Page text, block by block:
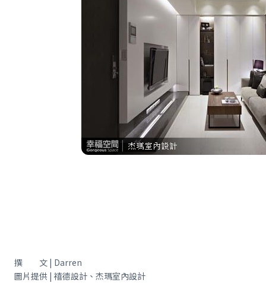
撰 文 | Darren
圖片提供 | 禧德設計、杰瑪室內設計